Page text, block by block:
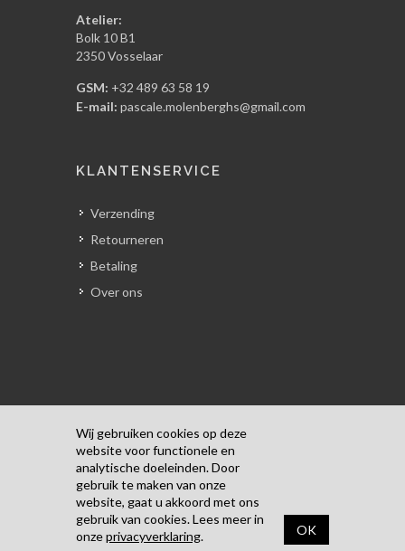
Atelier:
Bolk 10 B1
2350 Vosselaar
GSM: +32 489 63 58 19
E-mail: pascale.molenberghs@gmail.com
KLANTENSERVICE
Verzending
Retourneren
Betaling
Over ons
Copyrights © 2018 Alle rechten
voorbehouden door Kunst Door Pascale.
Algemene Voorwaarden /Privacyverklaring
Wij gebruiken cookies op deze
website voor functionele en
analytische doeleinden. Door
gebruik te maken van onze
website, gaat u akkoord met ons
gebruik van cookies. Lees meer in
onzeprivacyverklaring. OK